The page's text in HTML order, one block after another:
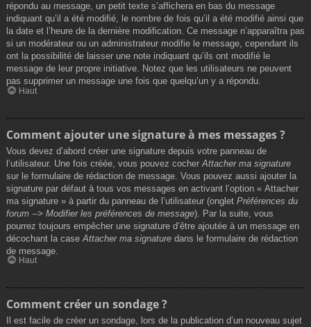
répondu au message, un petit texte s’affichera en bas du message
indiquant qu’il a été modifié, le nombre de fois qu’il a été modifié ainsi que
la date et l’heure de la dernière modification. Ce message n’apparaîtra pas
si un modérateur ou un administrateur modifie le message, cependant ils
ont la possibilité de laisser une note indiquant qu’ils ont modifié le
message de leur propre initiative. Notez que les utilisateurs ne peuvent
pas supprimer un message une fois que quelqu’un y a répondu.
Haut
Comment ajouter une signature à mes messages ?
Vous devez d’abord créer une signature depuis votre panneau de
l’utilisateur. Une fois créée, vous pouvez cocher Attacher ma signature
sur le formulaire de rédaction de message. Vous pouvez aussi ajouter la
signature par défaut à tous vos messages en activant l’option « Attacher
ma signature » à partir du panneau de l’utilisateur (onglet Préférences du
forum --> Modifier les préférences de message). Par la suite, vous
pourrez toujours empêcher une signature d’être ajoutée à un message en
décochant la case Attacher ma signature dans le formulaire de rédaction
de message.
Haut
Comment créer un sondage ?
Il est facile de créer un sondage, lors de la publication d’un nouveau sujet